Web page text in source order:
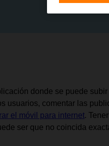
donde se puede
usuarios, comentar las
el móvil para internet.
ser que no coincida